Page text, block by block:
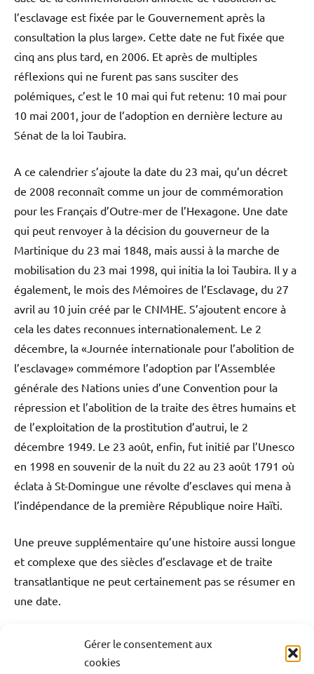
Gérer le consentement aux
cookies
l’esclavage est fixée par le Gouvernement après la
consultation la plus large». Cette date ne fut fixée que
cinq ans plus tard, en 2006. Et après de multiples
réflexions qui ne furent pas sans susciter des
polémiques, c’est le 10 mai qui fut retenu: 10 mai pour
10 mai 2001, jour de l’adoption en dernière lecture au
Sénat de la loi Taubira.
A ce calendrier s’ajoute la date du 23 mai, qu’un décret
de 2008 reconnaît comme un jour de commémoration
pour les Français d’Outre-mer de l’Hexagone. Une date
qui peut renvoyer à la décision du gouverneur de la
Martinique du 23 mai 1848, mais aussi à la marche de
mobilisation du 23 mai 1998, qui initia la loi Taubira. Il y a
également, le mois des Mémoires de l’Esclavage, du 27
avril au 10 juin créé par le CNMHE. S’ajoutent encore à
cela les dates reconnues internationalement. Le 2
décembre, la «Journée internationale pour l’abolition de
l’esclavage» commémore l’adoption par l’Assemblée
générale des Nations unies d’une Convention pour la
répression et l’abolition de la traite des êtres humains et
de l’exploitation de la prostitution d’autrui, le 2
décembre 1949. Le 23 août, enfin, fut initié par l’Unesco
en 1998 en souvenir de la nuit du 22 au 23 août 1791 où
éclata à St-Domingue une révolte d’esclaves qui mena à
l’indépendance de la première République noire Haïti.
Une preuve supplémentaire qu’une histoire aussi longue
et complexe que des siècles d’esclavage et de traite
transatlantique ne peut certainement pas se résumer en
une date.
Antilles-Guyane Blog France Guadeloupe
Histoire